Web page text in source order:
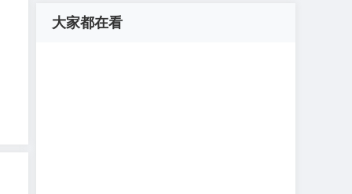
大家都在看